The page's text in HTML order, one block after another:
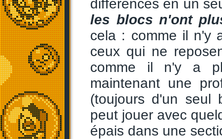
différences en un
les blocs n'ont
cela : comme il n'y
ceux qui ne
comme il n'y a
maintenant une
(toujours d'un seul
peut jouer avec
épais dans une